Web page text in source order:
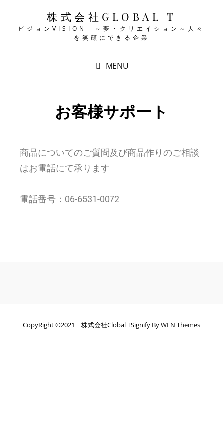
株式会社GLOBAL T
ビジョンVISION ～夢・クリエイション～人々
を笑顔にできる企業
MENU
お客様サポート
商品についてのご質問及び商品作りのご相談
はお電話にて承ります
電話番号：06-6531-0072
CopyRight ©️2021 株式会社Global TSignify ByWEN Themes